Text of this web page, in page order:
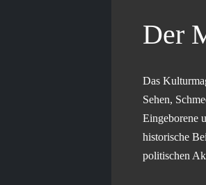
Der
Das
Sehen,
Eingeborene
historische
politischen